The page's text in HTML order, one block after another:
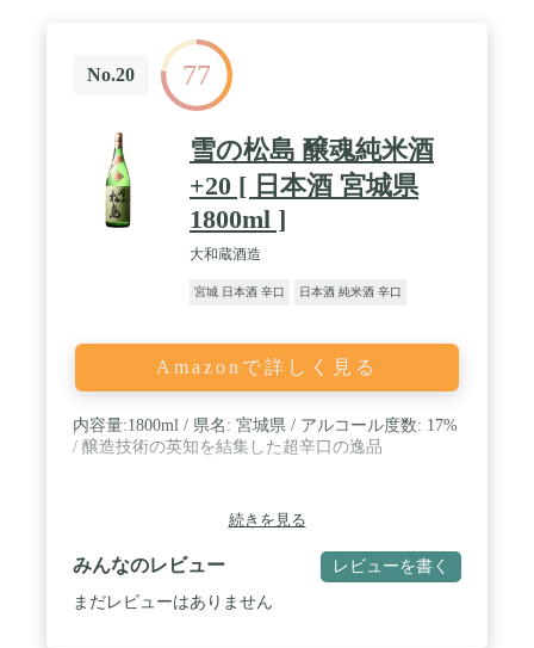
No.20 77
雪の松島 醸魂純米酒
+20 [ 日本酒 宮城県
1800ml ]
大和蔵酒造
宮城 日本酒 辛口 日本酒 純米酒 辛口
Amazonで詳しく見る
内容量:1800ml / 県名: 宮城県 / アルコール度数: 17%
/ 醸造技術の英知を結集した超辛口の逸品
続きを見る
みんなのレビュー レビューを書く
まだレビューはありません